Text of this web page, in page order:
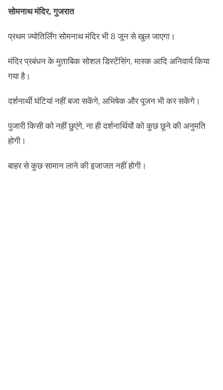
सोमनाथ मंदिर, गुजरात
प्रथम ज्योतिर्लिंग सोमनाथ मंदिर भी 8 जून से खुल जाएगा।
मंदिर प्रबंधन के मुताबिक सोशल डिस्टेंसिंग, मास्क आदि अनिवार्य किया
गया है।
दर्शनार्थी घंटियां नहीं बजा सकेंगे, अभिषेक और पूजन भी कर सकेंगे।
पुजारी किसी को नहीं छुएंगे, ना ही दर्शनार्थियों को कुछ छूने की अनुमति
होगी।
बाहर से कुछ सामान लाने की इजाजत नहीं होगी।